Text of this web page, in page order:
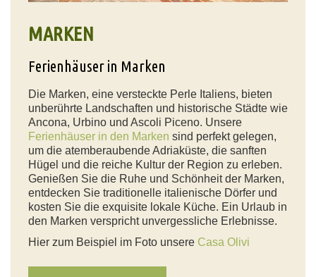
MARKEN
Ferienhäuser in Marken
Die Marken, eine versteckte Perle Italiens, bieten
unberührte Landschaften und historische Städte wie
Ancona, Urbino und Ascoli Piceno. Unsere
Ferienhäuser in den Marken sind perfekt gelegen,
um die atemberaubende Adriaküste, die sanften
Hügel und die reiche Kultur der Region zu erleben.
Genießen Sie die Ruhe und Schönheit der Marken,
entdecken Sie traditionelle italienische Dörfer und
kosten Sie die exquisite lokale Küche. Ein Urlaub in
den Marken verspricht unvergessliche Erlebnisse.
Hier zum Beispiel im Foto unsere Casa Olivi